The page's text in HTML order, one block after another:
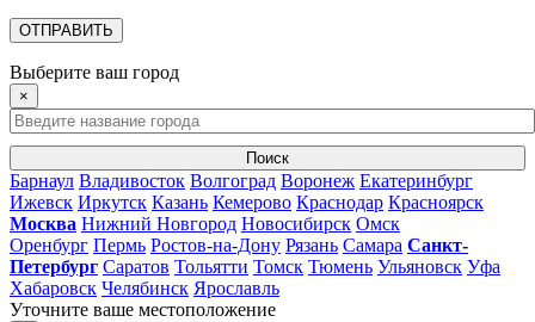
Выберите ваш город
×
Поиск
Барнаул Владивосток Волгоград Воронеж Екатеринбург
Ижевск Иркутск Казань Кемерово Краснодар Красноярск
Москва Нижний Новгород Новосибирск Омск
Оренбург Пермь Ростов-на-Дону Рязань Самара Санкт-
Петербург Саратов Тольятти Томск Тюмень Ульяновск Уфа
Хабаровск Челябинск Ярославль
Уточните ваше местоположение